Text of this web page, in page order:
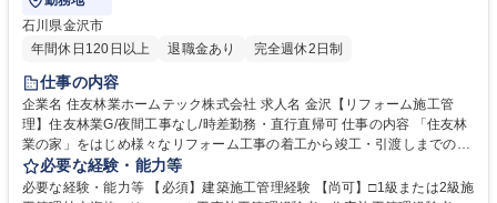
石川県金沢市
年間休日120日以上
退職金あり 完全週休2日制
仕事の内容
企業名 住友林業ホームテック株式会社 求人名 金沢【リフォーム施工管
理】住友林業G/夜間工事なし/時差勤務・直行直帰可 仕事の内容 「住友林
業の家」をはじめ様々なリフォーム工事の着工から竣工・引渡しまでの施
工管理を担当頂きます。施工管理アプリを導入し、現場ごとの情報一元管
理など生産性向上への取り組みも積極的に行っています。 【仕事の流れ】
必要な経験・能力等
必要な経験・能力等 【必須】建築施工管理経験 【尚可】□1級または2級施